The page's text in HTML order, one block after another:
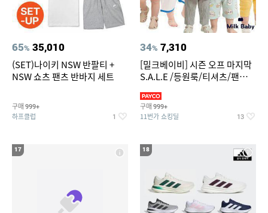
65% 35,010
(SET)나이키 NSW 반팔티 +
NSW 쇼츠 팬츠 반바지 세트
구매 999+
하프클럽 1
34% 7,310
[밀크베이비] 시즌 오프 마지막
S.A.L.E /등원룩/티셔츠/팬츠/
구매 999+
11번가 쇼킹딜 13
17 18